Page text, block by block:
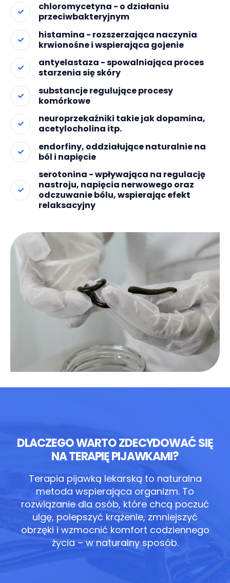
chloromycetyna - o działaniu
przeciwbakteryjnym
histamina - rozszerzająca naczynia
krwionośne i wspierająca gojenie
antyelastaza - spowalniająca proces
starzenia się skóry
substancje regulujące procesy
komórkowe
neuroprzekaźniki takie jak dopamina,
acetylocholina itp.
endorfiny, oddziałujące naturalnie na
ból i napięcie
serotonina - wpływająca na regulację
nastroju, napięcia nerwowego oraz
odczuwanie bólu, wspierając efekt
relaksacyjny
DLACZEGO WARTO ZDECYDOWAĆ SIĘ
NA TERAPIĘ PIJAWKAMI?
Terapia pijawką lekarską to naturalna
metoda wspierająca organizm. To
rozwiązanie dla osób, które chcą poczuć
ulgę, polepszyć krążenie, zmniejszyć
obrzęki i wzmocnić komfort codziennego
życia – w naturalny sposób.